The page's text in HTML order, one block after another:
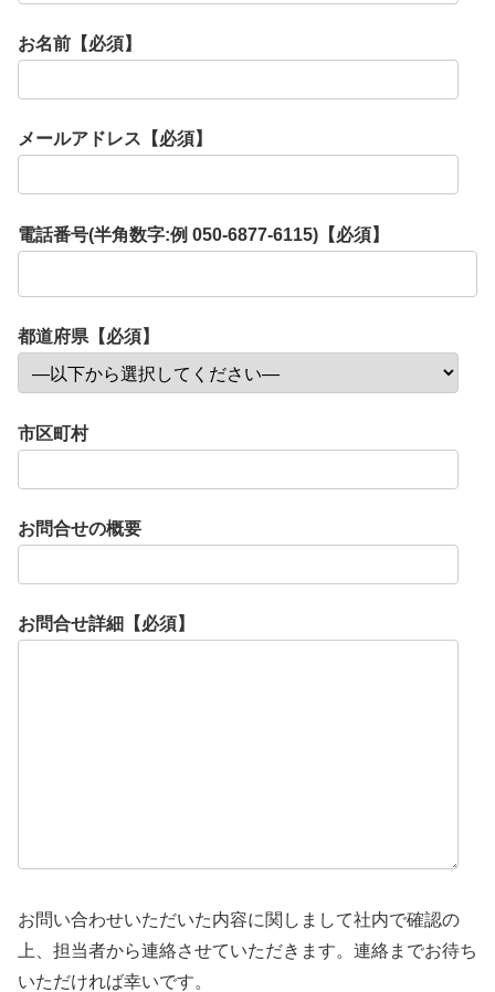
お名前【必須】
メールアドレス【必須】
電話番号(半角数字:例 050-6877-6115)【必須】
都道府県【必須】
市区町村
お問合せの概要
お問合せ詳細【必須】
お問い合わせいただいた内容に関しまして社内で確認の
上、担当者から連絡させていただきます。連絡までお待ち
いただければ幸いです。